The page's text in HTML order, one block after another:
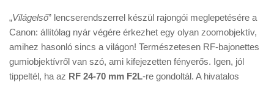
Tudástár
Tanácsok
Érdekességek
„Világelső” lencserendszerrel készül rajongói meglepetésére a
Canon: állítólag nyár végére érkezhet egy olyan zoomobjektív,
amihez hasonló sincs a világon! Természetesen RF-bajonettes
gumiobjektívről van szó, ami kifejezetten fényerős. Igen, jól
tippeltél, ha az RF 24-70 mm F2L-re gondoltál. A hivatalos